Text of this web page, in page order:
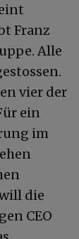
Franz
Alle
vier der
ein
im
die
CEO